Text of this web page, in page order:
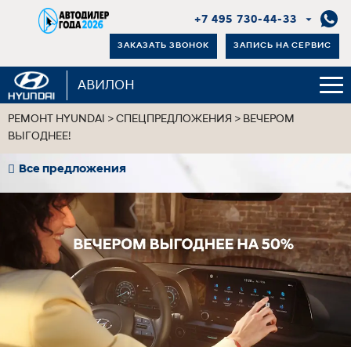
+7 495 730-44-33
ЗАКАЗАТЬ ЗВОНОК ЗАПИСЬ НА СЕРВИС
АВИЛОН
РЕМОНТ HYUNDAI > СПЕЦПРЕДЛОЖЕНИЯ > ВЕЧЕРОМ
ВЫГОДНЕЕ!
Все предложения